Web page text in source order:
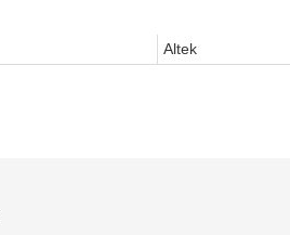
Altek